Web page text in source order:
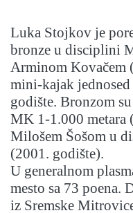
Luka Stojkov je
bronze u disciplini
Arminom Kovačem
mini-kajak
godište. Bronzom
MK 1-1.000 metara
Milošem Šošom u
(2001. godište).
U generalnom
mesto sa 73 poena.
iz Sremske